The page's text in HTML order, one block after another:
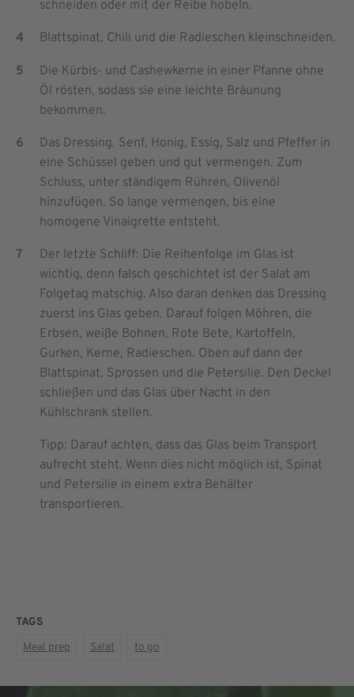
schneiden oder mit der Reibe hobeln.
Blattspinat, Chili und die Radieschen kleinschneiden.
Die Kürbis- und Cashewkerne in einer Pfanne ohne
Öl rösten, sodass sie eine leichte Bräunung
bekommen.
Das Dressing. Senf, Honig, Essig, Salz und Pfeffer in
eine Schüssel geben und gut vermengen. Zum
Schluss, unter ständigem Rühren, Olivenöl
hinzufügen. So lange vermengen, bis eine
homogene Vinaigrette entsteht.
Der letzte Schliff: Die Reihenfolge im Glas ist
wichtig, denn falsch geschichtet ist der Salat am
Folgetag matschig. Also daran denken das Dressing
zuerst ins Glas geben. Darauf folgen Möhren, die
Erbsen, weiße Bohnen, Rote Bete, Kartoffeln,
Gurken, Kerne, Radieschen. Oben auf dann der
Blattspinat, Sprossen und die Petersilie. Den Deckel
schließen und das Glas über Nacht in den
Kühlschrank stellen.
Tipp: Darauf achten, dass das Glas beim Transport
aufrecht steht. Wenn dies nicht möglich ist, Spinat
und Petersilie in einem extra Behälter
transportieren.
TAGS
Meal prep
Salat to go